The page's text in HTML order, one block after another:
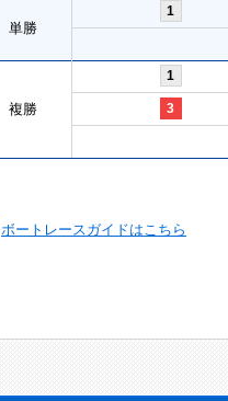
単勝
1
複勝
1
3
ボートレースガイドはこちら